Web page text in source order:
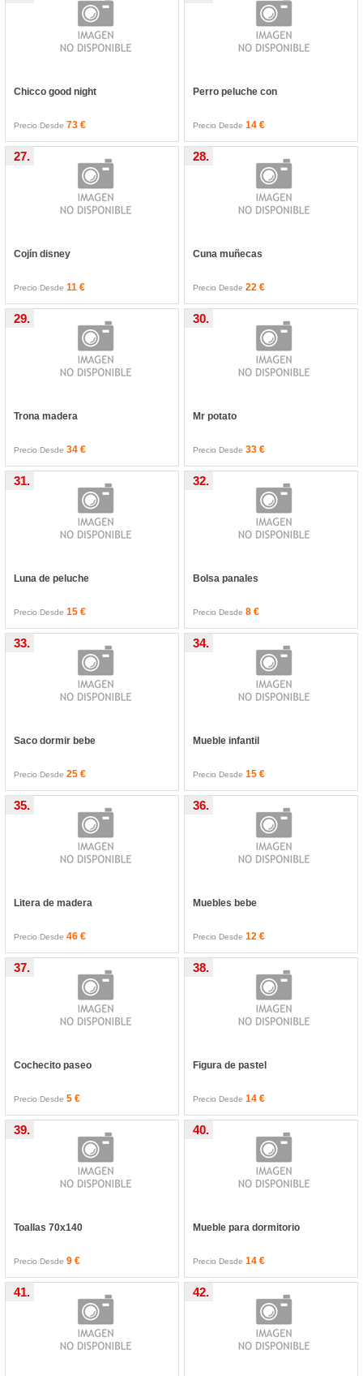
Chicco good night
Precio Desde73 €
Perro peluche con
Precio Desde 14 €
Cojín disney
27.
Precio Desde11 €
Cuna muñecas
28.
Precio Desde 22 €
Trona madera
29.
Precio Desde34 €
Mr potato
30.
Precio Desde 33 €
Luna de peluche
31.
Precio Desde15 €
Bolsa panales
32.
Precio Desde 8 €
Saco dormir bebe
33.
Precio Desde25 €
Mueble infantil
34.
Precio Desde 15 €
Litera de madera
35.
Precio Desde46 €
Muebles bebe
36.
Precio Desde 12 €
Cochecito paseo
37.
Precio Desde5 €
Figura de pastel
38.
Precio Desde 14 €
Toallas 70x140
39.
Precio Desde9 €
Mueble para dormitorio
40.
Precio Desde 14 €
41. 42.